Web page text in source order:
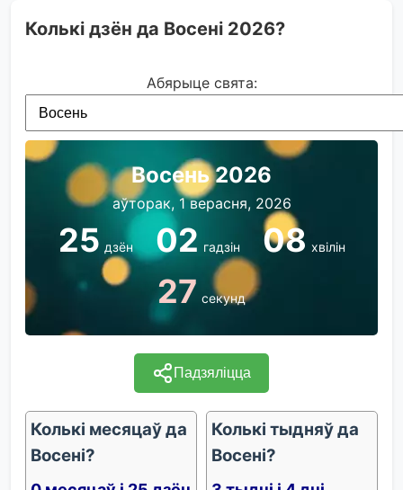
Колькі дзён да Восені 2026?
Абярыце свята:
Восень 2026
аўторак, 1 верасня, 2026
25 дзён 02 гадзін 08 хвілін
27 секунд
Падзяліцца
Колькі месяцаў да
Восені?
Колькі тыдняў да
Восені?